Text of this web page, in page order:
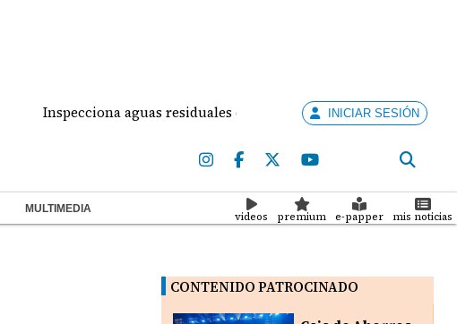
Inspecciona aguas residuales colapsadas en Panamá Oeste: una
INICIAR SESIÓN
MULTIMEDIA
videos premium e-papper mis noticias
CONTENIDO PATROCINADO